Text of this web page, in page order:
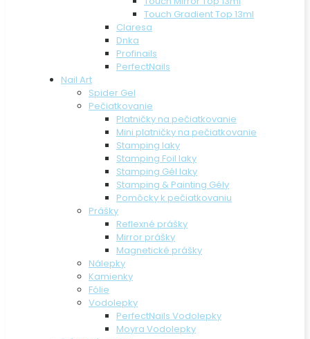
Touch Gradient Top 13ml
Claresa
Dnka
Profinails
PerfectNails
Nail Art
Spider Gel
Pečiatkovanie
Platničky na pečiatkovanie
Mini platničky na pečiatkovanie
Stamping laky
Stamping Foil laky
Stamping Gél laky
Stamping & Painting Gély
Pomôcky k pečiatkovaniu
Prášky
Reflexné prášky
Mirror prášky
Magnetické prášky
Nálepky
Kamienky
Fólie
Vodolepky
PerfectNails Vodolepky
Moyra Vodolepky